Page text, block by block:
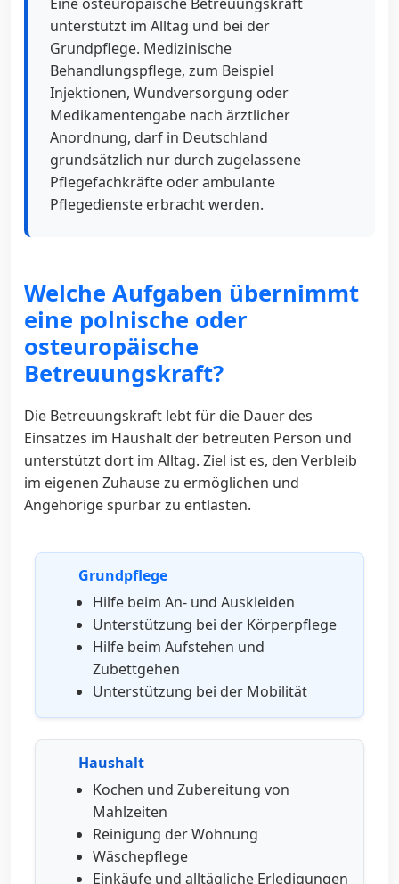
unterstützt im Alltag und bei der
Grundpflege. Medizinische
Behandlungspflege, zum Beispiel
Injektionen, Wundversorgung oder
Medikamentengabe nach ärztlicher
Anordnung, darf in Deutschland
grundsätzlich nur durch zugelassene
Pflegefachkräfte oder ambulante
Pflegedienste erbracht werden.
Welche Aufgaben übernimmt
eine polnische oder
osteuropäische
Betreuungskraft?
Die Betreuungskraft lebt für die Dauer des
Einsatzes im Haushalt der betreuten Person und
unterstützt dort im Alltag. Ziel ist es, den Verbleib
im eigenen Zuhause zu ermöglichen und
Angehörige spürbar zu entlasten.
Grundpflege
Hilfe beim An- und Auskleiden
Unterstützung bei der Körperpflege
Hilfe beim Aufstehen und
Zubettgehen
Unterstützung bei der Mobilität
Haushalt
Kochen und Zubereitung von
Mahlzeiten
Reinigung der Wohnung
Wäschepflege
Einkäufe und alltägliche Erledigungen